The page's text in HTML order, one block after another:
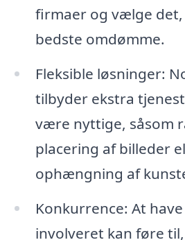
firmaer og vælge
bedste omdømme.
Fleksible løsninger:
tilbyder ekstra
være nyttige, såsom
placering af billeder
ophængning af
Konkurrence: At
involveret kan føre